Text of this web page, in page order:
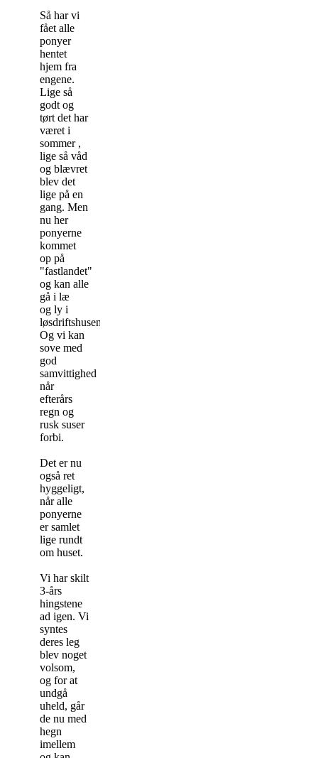
Så har vi
fået alle
ponyer
hentet
hjem fra
engene.
Lige så
godt og
tørt det har
været i
sommer ,
lige så våd
og blævret
blev det
lige på en
gang. Men
nu her
ponyerne
kommet
op på
"fastlandet"
og kan alle
gå i læ
og ly i
løsdriftshusene.
Og vi kan
sove med
god
samvittighed
når
efterårs
regn og
rusk suser
forbi.
Det er nu
også ret
hyggeligt,
når alle
ponyerne
er samlet
lige rundt
om huset.
Vi har skilt
3-års
hingstene
ad igen. Vi
syntes
deres leg
blev noget
volsom,
og for at
undgå
uheld, går
de nu med
hegn
imellem